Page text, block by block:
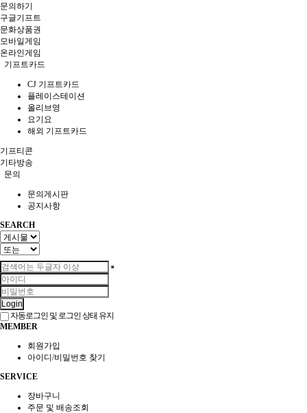
문의하기
구글기프트
문화상품권
모바일게임
온라인게임
기프트카드
CJ 기프트카드
플레이스테이션
올리브영
요기요
해외 기프트카드
기프티콘
기타방송
문의
문의게시판
공지사항
SEARCH
Login
자동로그인 및 로그인 상태 유지
MEMBER
회원가입
아이디/비밀번호 찾기
SERVICE
장바구니
주문 및 배송조회